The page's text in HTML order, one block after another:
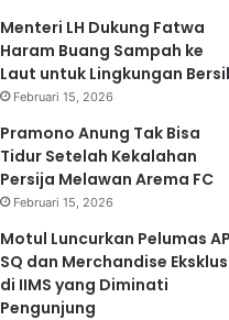
Menteri LH Dukung Fatwa
Haram Buang Sampah ke
Laut untuk Lingkungan
Februari 15, 2026
Pramono Anung Tak Bisa
Tidur Setelah Kekalahan
Persija Melawan Arema FC
Februari 15, 2026
Motul Luncurkan Pelumas
SQ dan Merchandise
di IIMS yang Diminati
Pengunjung